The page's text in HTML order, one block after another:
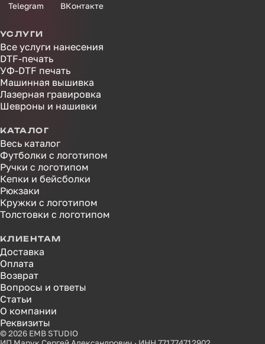
Telegram ВКонтакте
УСЛУГИ
Все услуги нанесения
DTF-печать
УФ-DTF печать
Машинная вышивка
Лазерная гравировка
Шевроны и нашивки
КАТАЛОГ
Весь каталог
Футболки с логотипом
Ручки с логотипом
Кепки и бейсболки
Рюкзаки
Кружки с логотипом
Толстовки с логотипом
КЛИЕНТАМ
Доставка
Оплата
Возврат
Вопросы и ответы
Статьи
О компании
Реквизиты
© 2026 EMB STUDIO